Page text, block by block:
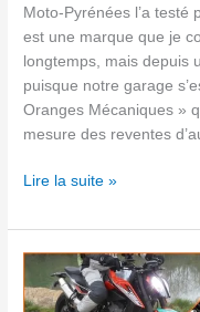
Moto-Pyrénées l’a testé
est une marque que je
longtemps, mais depuis
puisque notre garage
Oranges Mécaniques »
mesure des reventes
Lire la suite »
Moto-
Pyrénées